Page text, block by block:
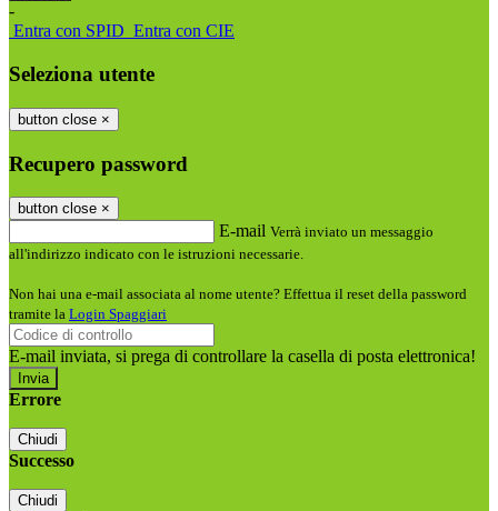
-
Entra con SPID Entra con CIE
Seleziona utente
button close ×
Recupero password
button close ×
E-mail Verrà inviato un messaggio
all'indirizzo indicato con le istruzioni necessarie.
Non hai una e-mail associata al nome utente? Effettua il reset della password
tramite la Login Spaggiari
E-mail inviata, si prega di controllare la casella di posta elettronica!
Errore
Chiudi
Successo
Chiudi